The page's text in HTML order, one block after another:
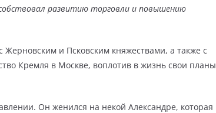
развитию торговли и повышению
и Псковским княжествами, а также с
Кремля в Москве, воплотив в жизнь свои планы
Он женился на некой Александре, которая